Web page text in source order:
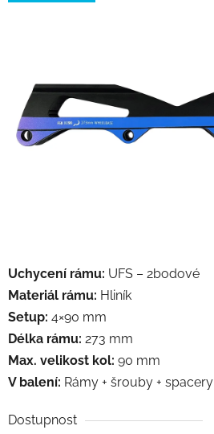
Uchycení rámu: UFS – 2bodové
Materiál rámu: Hliník
Setup: 4×90 mm
Délka rámu: 273 mm
Max. velikost kol: 90 mm
V balení: Rámy + šrouby + spacery
Dostupnost